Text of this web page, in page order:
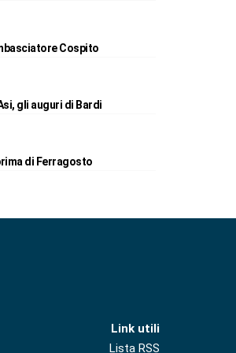
Cospito
gli auguri di Bardi
di Ferragosto
Link utili
Lista RSS